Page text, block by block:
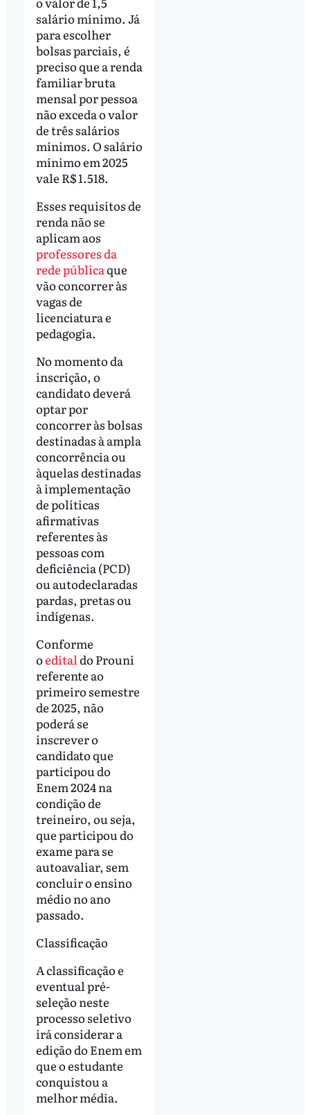
salário mínimo. Já
para escolher
bolsas parciais, é
preciso que a renda
familiar bruta
mensal por pessoa
não exceda o valor
de três salários
mínimos. O salário
mínimo em 2025
vale R$ 1.518.
Esses requisitos de
renda não se
aplicam aos
professores da
rede públicaque
vão concorrer às
vagas de
licenciatura e
pedagogia.
No momento da
inscrição, o
candidato deverá
optar por
concorrer às bolsas
destinadas à ampla
concorrência ou
àquelas destinadas
à implementação
de políticas
afirmativas
referentes às
pessoas com
deficiência (PCD)
ou autodeclaradas
pardas, pretas ou
indígenas.
Conforme
oeditaldo Prouni
referente ao
primeiro semestre
de 2025, não
poderá se
inscrever o
candidato que
participou do
Enem 2024 na
condição de
treineiro, ou seja,
que participou do
exame para se
autoavaliar, sem
concluir o ensino
médio no ano
passado.
Classificação
A classificação e
eventual pré-
seleção neste
processo seletivo
irá considerar a
edição do Enem em
que o estudante
conquistou a
melhor média.